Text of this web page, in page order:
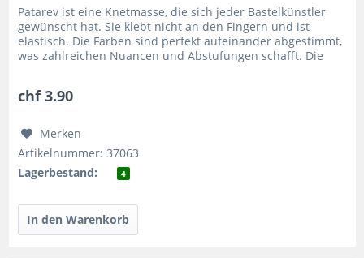
Patarev ist eine Knetmasse, die sich jeder Bastelkünstler
gewünscht hat. Sie klebt nicht an den Fingern und ist
elastisch. Die Farben sind perfekt aufeinander abgestimmt,
was zahlreichen Nuancen und Abstufungen schafft. Die
chf 3.90
Merken
Artikelnummer: 37063
Lagerbestand:
4